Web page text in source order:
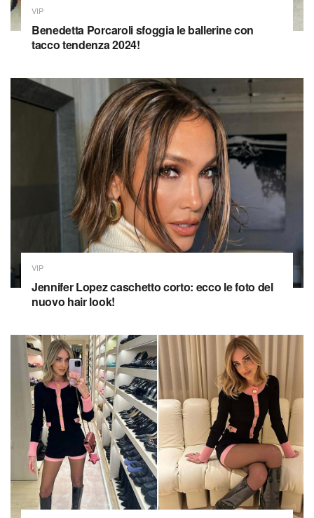
VIP
Benedetta Porcaroli sfoggia le ballerine con
tacco tendenza 2024!
VIP
Jennifer Lopez caschetto corto: ecco le foto del
nuovo hair look!